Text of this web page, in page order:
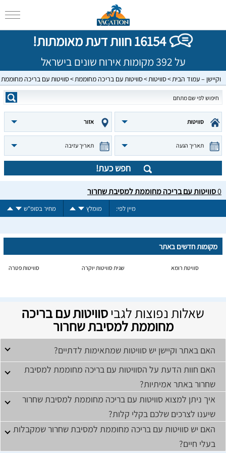
16154 חוות דעת מאומתות!
על 392 מקומות אירוח שונים בישראל
וקיישן – עמוד הבית סוויטות סוויטות עם בריכה מחוממת סוויטות עם בריכה
סוויטות אזור
תאריך הגעה תאריך עזיבה
חפש כעת!
0סוויטות עם בריכה מחוממת למסיבת שחרור
מיין לפי: מומלץ מחיר בסופ"ש
מקומות חדשים באתר
סוויטת רומא שגית סוויטות יוקרה סוויטות פטרה
שאלות נפוצות לגביסוויטות עם בריכה
מחוממת למסיבת שחרור
האם באתר וקיישן יש סוויטות שמתאימות לדתיים?
האם חוות הדעת על הסוויטות עם בריכה מחוממת למסיבת
שחרור באתר אמיתיות?
איך ניתן למצוא סוויטות עם בריכה מחוממת למסיבת שחרור
שיענו לצרכים שלכם בקלי קלות?
האם יש סוויטות עם בריכה מחוממת למסיבת שחרור שמקבלות
בעלי חיים?